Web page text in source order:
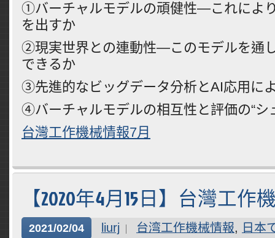
①バーチャルモデルの頑健性―これによ
を出すか
②現実世界との連動性―このモデルを通
できるか
③先進的なビッグデータ分析とAI応用に
④バーチャルモデルの相互性と評価の“シ
台灣工作機械情報7月
【2020年4月15日】台灣工作
2021/02/04 liurj 台湾工作機械情報, 日本